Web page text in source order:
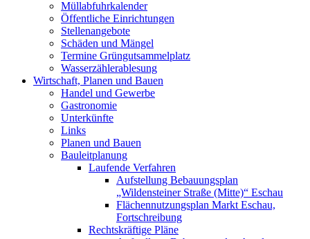
Müllabfuhrkalender
Öffentliche Einrichtungen
Stellenangebote
Schäden und Mängel
Termine Grüngutsammelplatz
Wasserzählerablesung
Wirtschaft, Planen und Bauen
Handel und Gewerbe
Gastronomie
Unterkünfte
Links
Planen und Bauen
Bauleitplanung
Laufende Verfahren
Aufstellung Bebauungsplan
„Wildensteiner Straße (Mitte)“ Eschau
Flächennutzungsplan Markt Eschau,
Fortschreibung
Rechtskräftige Pläne